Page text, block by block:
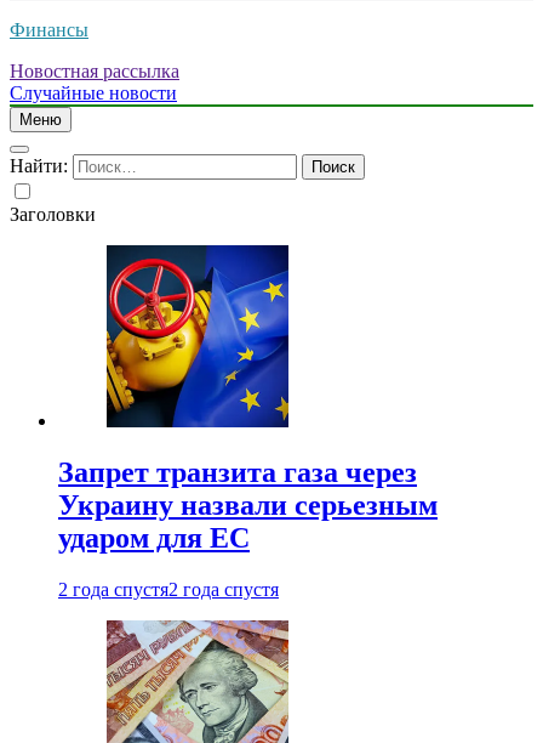
Финансы
Новостная рассылка
Случайные новости
Меню
Найти:
Заголовки
Запрет транзита газа через
Украину назвали серьезным
ударом для ЕС
2 года спустя2 года спустя